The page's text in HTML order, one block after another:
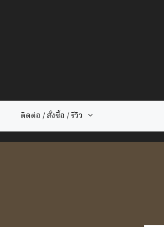
ติดต่อ / สั่งซื้อ / รีวิว